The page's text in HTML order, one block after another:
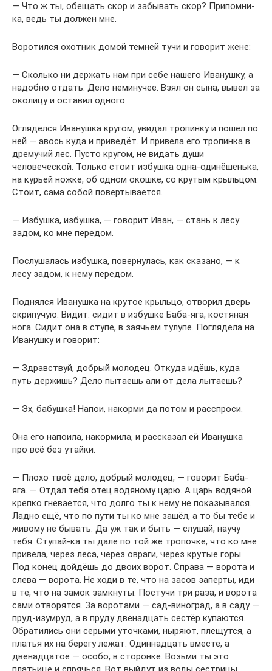
— Что ж ты, обещать скор и забывать скор? Припомни-
ка, ведь ты должен мне.
Воротился охотник домой темней тучи и говорит жене:
— Сколько ни держать нам при себе нашего Иванушку, а
надобно отдать. Дело неминучее. Взял он сына, вывел за
околицу и оставил одного.
Огляделся Иванушка кругом, увидал тропинку и пошёл по
ней — авось куда и приведёт. И привела его тропинка в
дремучий лес. Пусто кругом, не видать души
человеческой. Только стоит избушка одна-одинёшенька,
на курьей ножке, об одном окошке, со крутым крыльцом.
Стоит, сама собой повёртывается.
— Избушка, избушка, — говорит Иван, — стань к лесу
задом, ко мне передом.
Послушалась избушка, повернулась, как сказано, — к
лесу задом, к нему передом.
Поднялся Иванушка на крутое крыльцо, отворил дверь
скрипучую. Видит: сидит в избушке Баба-яга, костяная
нога. Сидит она в ступе, в заячьем тулупе. Поглядела на
Иванушку и говорит:
— Здравствуй, добрый молодец. Откуда идёшь, куда
путь держишь? Дело пытаешь али от дела лытаешь?
— Эх, бабушка! Напои, накорми да потом и расспроси.
Она его напоила, накормила, и рассказал ей Иванушка
про всё без утайки.
— Плохо твоё дело, добрый молодец, — говорит Баба-
яга. — Отдал тебя отец водяному царю. А царь водяной
крепко гневается, что долго ты к нему не показывался.
Ладно ещё, что по пути ты ко мне зашёл, а то бы тебе и
живому не бывать. Да уж так и быть — слушай, научу
тебя. Ступай-ка ты дале по той же тропочке, что ко мне
привела, через леса, через овраги, через крутые горы.
Под конец дойдёшь до двоих ворот. Справа — ворота и
слева — ворота. Не ходи в те, что на засов заперты, иди
в те, что на замок замкнуты. Постучи три раза, и ворота
сами отворятся. За воротами — сад-виноград, а в саду —
пруд-изумруд, а в пруду двенадцать сестёр купаются.
Обратились они серыми уточками, ныряют, плещутся, а
платья их на берегу лежат. Одиннадцать вместе, а
двенадцатое — особо, в сторонке. Возьми ты это